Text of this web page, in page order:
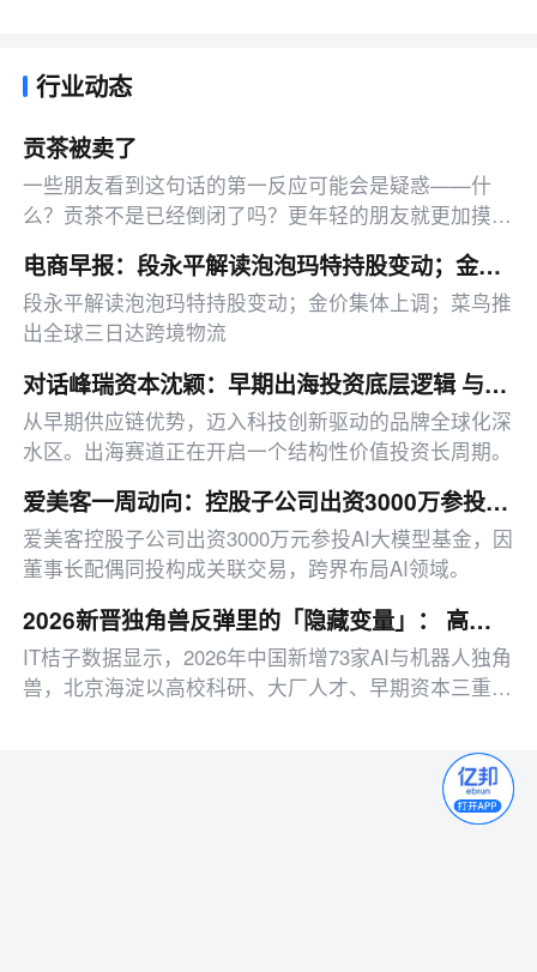
行业动态
贡茶被卖了
一些朋友看到这句话的第一反应可能会是疑惑——什
么？贡茶不是已经倒闭了吗？更年轻的朋友就更加摸不
电商早报：段永平解读泡泡玛特持股变动；金价集体上调；菜鸟推出全球三日达跨境物流
段永平解读泡泡玛特持股变动；金价集体上调；菜鸟推
出全球三日达跨境物流
对话峰瑞资本沈颖：早期出海投资底层逻辑 与下一代全球化品牌画像
从早期供应链优势，迈入科技创新驱动的品牌全球化深
水区。出海赛道正在开启一个结构性价值投资长周期。
爱美客一周动向：控股子公司出资3000万参投AI大模型基金
爱美客控股子公司出资3000万元参投AI大模型基金，因
董事长配偶同投构成关联交易，跨界布局AI领域。
2026新晋独角兽反弹里的「隐藏变量」： 高校+大厂总部+早期创投
IT桔子数据显示，2026年中国新增73家AI与机器人独角
兽，北京海淀以高校科研、大厂人才、早期资本三重叠